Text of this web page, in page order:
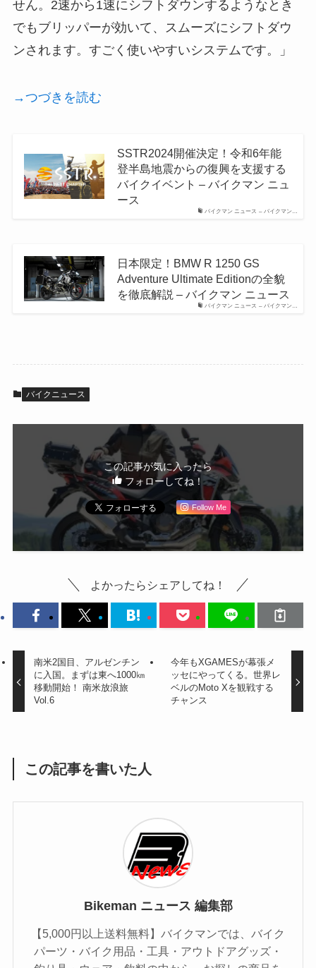
せん。2速から1速にシフトダウンするようなとき
でもブリッパーが効いて、スムーズにシフトダウ
ンされます。すごく使いやすいシステムです。」
→つづきを読む
バイクマン ニュース – バイクマン…
SSTR2024開催決定！令和6年能
登半島地震からの復興を支援する
バイクイベント – バイクマン ニュ
ース
バイクマン ニュース – バイクマン…
日本限定！BMW R 1250 GS
Adventure Ultimate Editionの全貌
を徹底解説 – バイクマン ニュース
バイクニュース
この記事が気に入ったら
フォローしてね！
Follow Me
よかったらシェアしてね！
南米2国目、アルゼンチン
に入国。まずは東へ1000㎞
移動開始！ 南米放浪旅
Vol.6
今年もXGAMESが幕張メ
ッセにやってくる。世界レ
ベルのMoto Xを観戦する
チャンス
この記事を書いた人
Bikeman ニュース 編集部
【5,000円以上送料無料】バイクマンでは、バイク
パーツ・バイク用品・工具・アウトドアグッズ・